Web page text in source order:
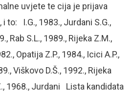
uvjete te cija je prijava
to: I.G., 1983., Jurdani S.G.,
Rab S.L., 1989., Rijeka Z.M.,
Opatija Z.P., 1984., Icici A.P.,
Viškovo D.Š., 1992., Rijeka
1968., Jurdani Lista kandidata